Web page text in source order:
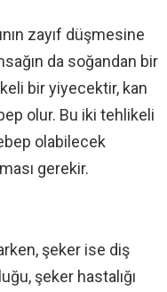
zayıf düşmesine
da soğandan bir
bir yiyecektir, kan
olur. Bu iki tehlikeli
olabilecek
gerekir.
şeker ise diş
şeker hastalığı